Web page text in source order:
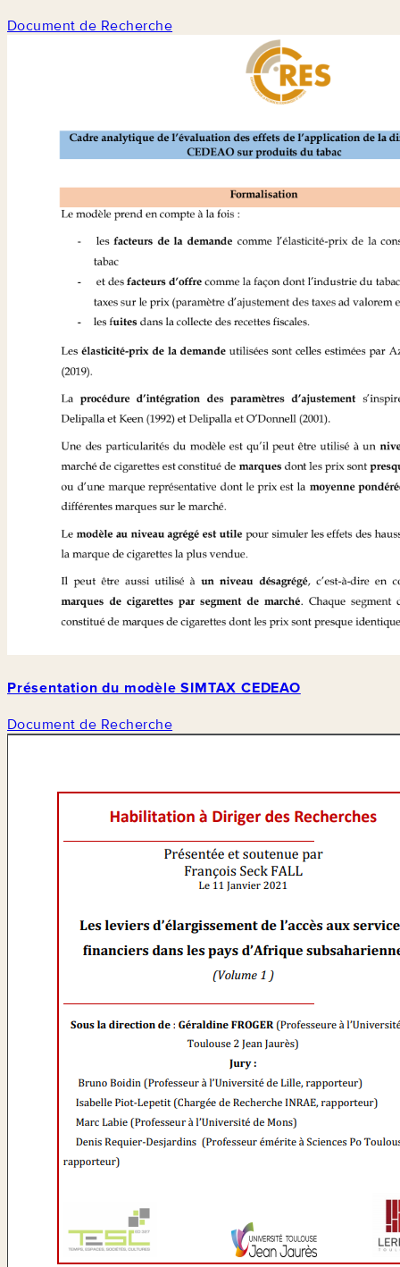
Document de Recherche
Présentation du modèle SIMTAX CEDEAO
Document de Recherche